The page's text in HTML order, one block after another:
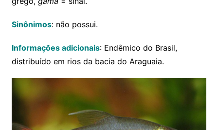
Sinônimos: não possui.
Informações adicionais: Endêmico do Brasil,
distribuído em rios da bacia do Araguaia.